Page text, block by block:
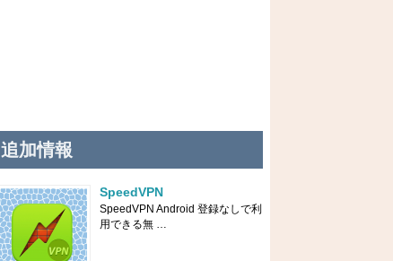
追加情報
SpeedVPN
SpeedVPN Android 登録なしで利
用できる無 …